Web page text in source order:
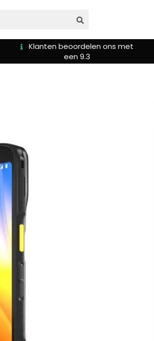
Voor 16:00u besteld is
vandaag verzonden